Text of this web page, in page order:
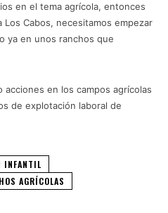
en el tema agrícola, entonces
Cabos, necesitamos empezar
ya en unos ranchos que
en los campos agrícolas
de explotación laboral de
INFANTIL
AGRÍCOLAS